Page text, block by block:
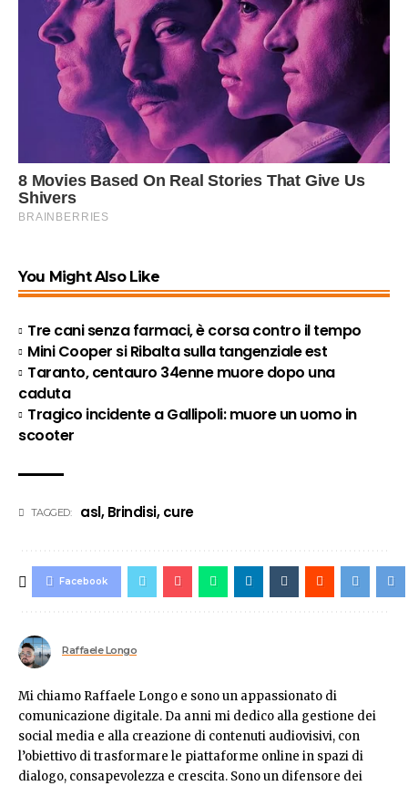
You Might Also Like
Tre cani senza farmaci, è corsa contro il tempo
Mini Cooper si Ribalta sulla tangenziale est
Taranto, centauro 34enne muore dopo una
caduta
Tragico incidente a Gallipoli: muore un uomo in
scooter
TAGGED: asl,Brindisi,cure
Facebook
Raffaele Longo
Mi chiamo Raffaele Longo e sono un appassionato di
comunicazione digitale. Da anni mi dedico alla gestione dei
social media e alla creazione di contenuti audiovisivi, con
l’obiettivo di trasformare le piattaforme online in spazi di
dialogo, consapevolezza e crescita. Sono un difensore dei